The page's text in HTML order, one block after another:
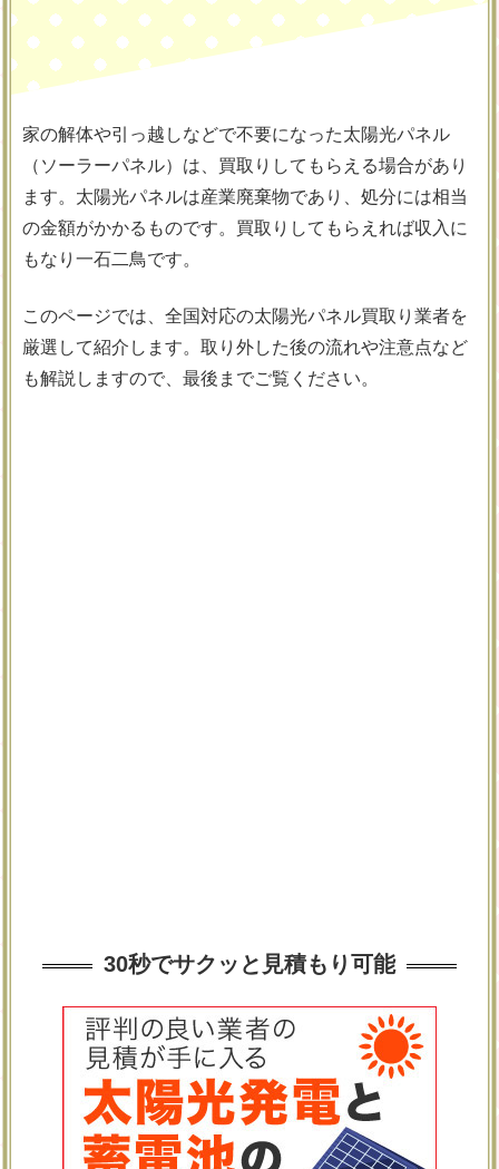
家の解体や引っ越しなどで不要になった太陽光パネル
（ソーラーパネル）は、買取りしてもらえる場合があり
ます。太陽光パネルは産業廃棄物であり、処分には相当
の金額がかかるものです。買取りしてもらえれば収入に
もなり一石二鳥です。
このページでは、全国対応の太陽光パネル買取り業者を
厳選して紹介します。取り外した後の流れや注意点など
も解説しますので、最後までご覧ください。
30秒でサクッと見積もり可能